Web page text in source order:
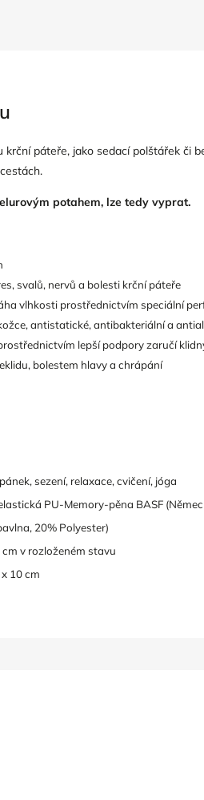
páteře, jako sedací polštářek či
potahem, lze tedy vyprat.
svalů, nervů a bolesti krční páteře
vlhkosti prostřednictvím speciální
antistatické, antibakteriální a
lepší podpory zaručí
bolestem hlavy a chrápání
sezení, relaxace, cvičení, jóga
PU-Memory-pěna BASF
20% Polyester)
v rozloženém stavu
10 cm